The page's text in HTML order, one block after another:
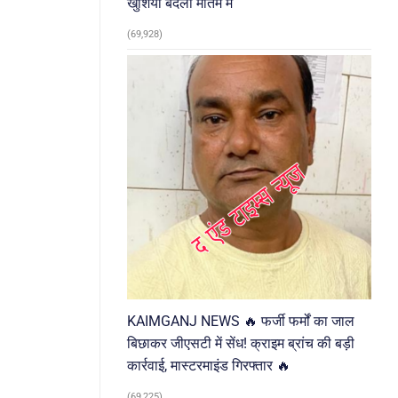
(69,928)
KAIMGANJ NEWS 🔥 फर्जी फर्मों का जाल
बिछाकर जीएसटी में सेंध! क्राइम ब्रांच की बड़ी
कार्रवाई, मास्टरमाइंड गिरफ्तार 🔥